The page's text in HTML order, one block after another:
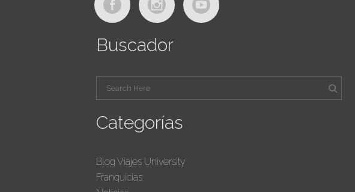
Buscador
Categorías
Blog Viajes University
Franquicias